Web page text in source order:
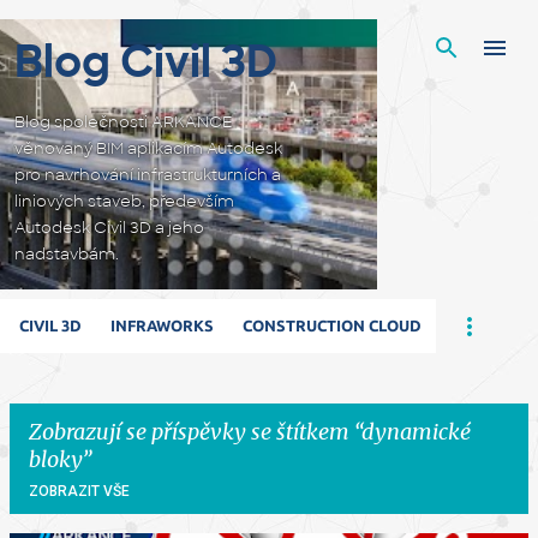
Blog Civil 3D
Blog společnosti ARKANCE
věnovaný BIM aplikacím Autodesk
pro navrhování infrastrukturních a
liniových staveb, především
Autodesk Civil 3D a jeho
nadstavbám.
CIVIL 3D INFRAWORKS CONSTRUCTION CLOUD
Zobrazují se příspěvky se štítkem dynamické
bloky
ZOBRAZIT VŠE